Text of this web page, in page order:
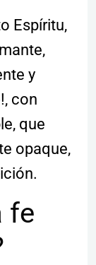
Espíritu,
y
con
que
opaque,
fe